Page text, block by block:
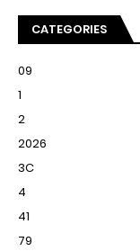
CATEGORIES
09
1
2
2026
3C
4
41
79